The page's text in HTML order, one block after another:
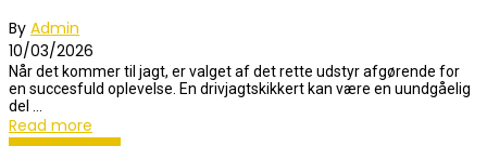
By Admin
10/03/2026
Når det kommer til jagt, er valget af det rette udstyr afgørende for
en succesfuld oplevelse. En drivjagtskikkert kan være en uundgåelig
del ...
Read more